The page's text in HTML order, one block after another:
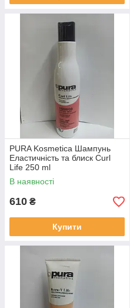
PURA Kosmetica Шампунь
Еластичність та блиск Curl
Life 250 ml
В наявності
610 ₴
Купити